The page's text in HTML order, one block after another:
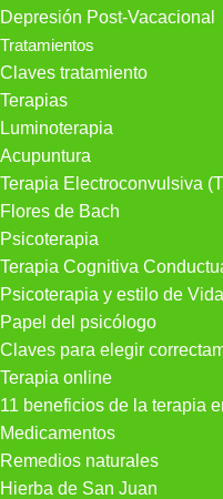
Depresión Post-Vacacional
Tratamientos
Claves tratamiento
Terapias
Luminoterapia
Acupuntura
Terapia Electroconvulsiva
Flores de Bach
Psicoterapia
Terapia Cognitiva
Psicoterapia y estilo de Vida
Papel del psicólogo
Claves para elegir
Terapia online
11 beneficios de la terapia
Medicamentos
Remedios naturales
Hierba de San Juan